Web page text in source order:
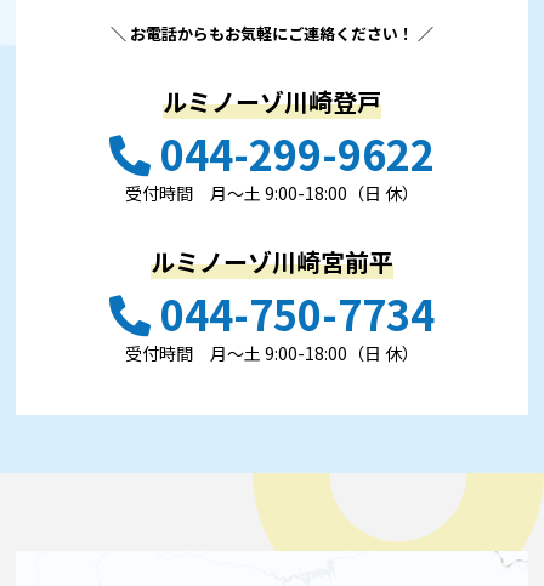
＼ お電話からもお気軽にご連絡ください！ ／
ルミノーゾ川崎登戸
044-299-9622
受付時間 ⽉〜⼟ 9:00-18:00（日 休）
ルミノーゾ川崎宮前平
044-750-7734
受付時間 ⽉〜⼟ 9:00-18:00（日 休）